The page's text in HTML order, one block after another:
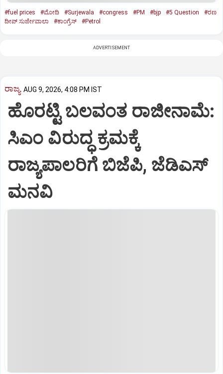
#fuel prices #ಮೋದಿ #Surjewala #congress #PM #bjp #5 Question
#ರಣ
ದೀಪ್ ಸುರ್ಜೇವಾಲಾ
#ಕಾಂಗ್ರೆಸ್‌ #Petrol
ADVERTISEMENT
ರಾಜ್ಯ AUG 9, 2026, 4:08 PM IST
ಹೊರಟ್ಟಿ ಬಲವಂತ ರಾಜೀನಾಮೆ:
ಸಿಎಂ ವಿರುದ್ಧ ಕ್ರಮಕ್ಕೆ
ರಾಜ್ಯಪಾಲರಿಗೆ ಬಿಜೆಪಿ, ಜೆಡಿಎಸ್
ಮನವಿ